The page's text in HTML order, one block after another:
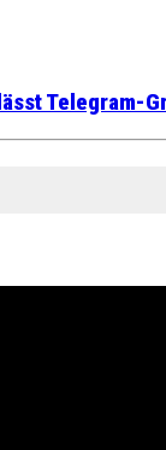
Telegram-